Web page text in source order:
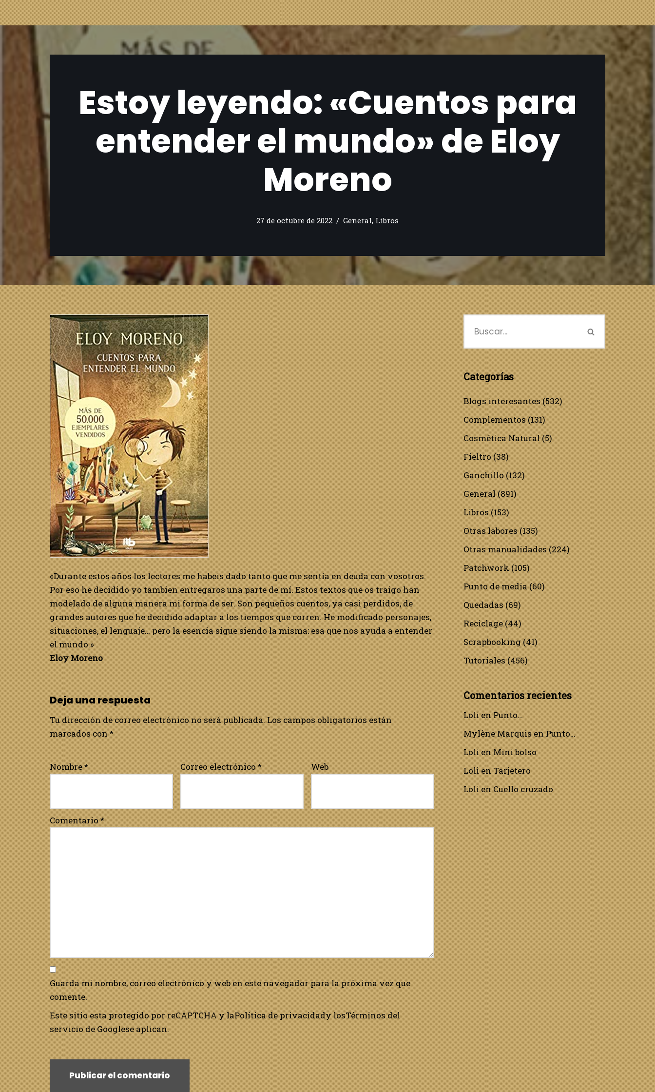
Estoy leyendo: «Cuentos para
entender el mundo» de Eloy
Moreno
27 de octubre de 2022 General, Libros
«Durante estos años los lectores me habeis dado tanto que me sentía en deuda con vosotros.
Por eso he decidido yo tambien entregaros una parte de mí. Estos textos que os traigo han
modelado de alguna manera mi forma de ser. Son pequeños cuentos, ya casi perdidos, de
grandes autores que he decidido adaptar a los tiempos que corren. He modificado personajes,
situaciones, el lenguaje… pero la esencia sigue siendo la misma: esa que nos ayuda a entender
el mundo.»
Eloy Moreno
Deja una respuesta
Tu dirección de correo electrónico no será publicada. Los campos obligatorios están
marcados con*
Nombre* Correo electrónico* Web
Comentario*
Guarda mi nombre, correo electrónico y web en este navegador para la próxima vez que
comente.
Este sitio esta protegido por reCAPTCHA y laPolítica de privacidady losTérminos del
servicio de Googlese aplican.
Categorías
Blogs interesantes(532)
Complementos(131)
Cosmética Natural(5)
Fieltro(38)
Ganchillo(132)
General(891)
Libros(153)
Otras labores(135)
Otras manualidades(224)
Patchwork(105)
Punto de media(60)
Quedadas(69)
Reciclage(44)
Scrapbooking(41)
Tutoriales(456)
Comentarios recientes
LolienPunto…
Mylène MarquisenPunto…
LolienMini bolso
LolienTarjetero
LolienCuello cruzado